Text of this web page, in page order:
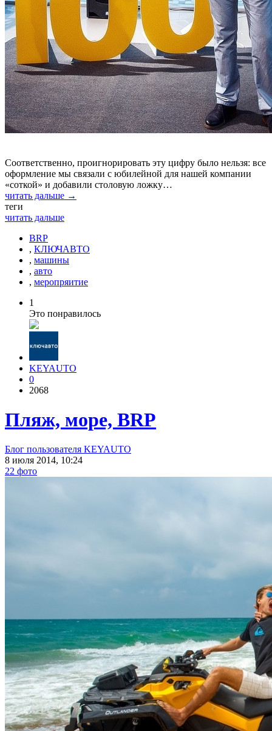
Соответственно, проигнорировать эту цифру было нельзя: все
оформление мы связали с юбилейной для нашей компании
«соткой» и добавили столовую ложку…
читать дальше →
теги
читать дальше
BRP
, КЛЮЧАВТО
, машины
, авто
, меропряитие
1
Это понравилось
KEYAUTO
0
2068
Пляж, море, BRP
Блог пользователя KEYAUTO
8 июля 2014, 10:24
22 фото